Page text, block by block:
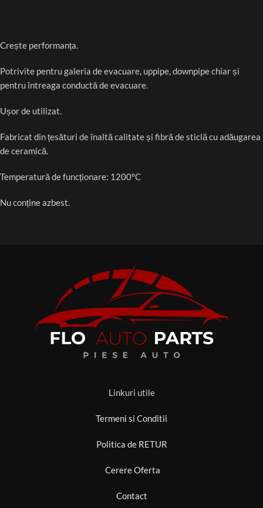
Crește performanța.
Potrivite pentru galeria de evacuare, uppipe, downpipe chiar și
pentru întreaga conductă de evacuare.
Ușor de utilizat.
Fabricat din țesături de înaltă calitate și fibră de sticlă cu adăugarea
de ceramică.
Temperatură de funcționare: 1200°C
Nu conține azbest.
Linkuri utile
Termeni si Conditii
Politica de RETUR
Cerere Oferta
Contact